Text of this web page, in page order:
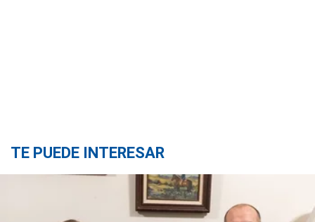
TE PUEDE INTERESAR